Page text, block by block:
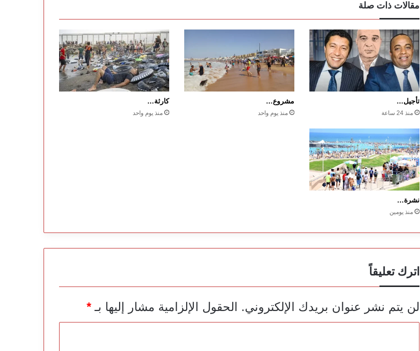
مقالات ذات صلة
تأجيل…
منذ 24 ساعة
مشروع…
منذ يوم واحد
كارثة…
منذ يوم واحد
نشرة…
منذ يومين
اترك تعليقاً
لن يتم نشر عنوان بريدك الإلكتروني. الحقول الإلزامية مشار إليها بـ*